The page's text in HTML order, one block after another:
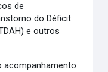
de
do Déficit
e outros
acompanhamento